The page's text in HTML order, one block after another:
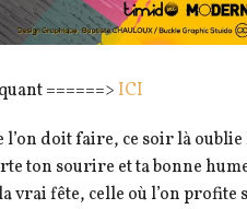
======> ICI
l’on doit faire, ce soir là
ton sourire et ta bonne
vrai fête, celle où l’on profite